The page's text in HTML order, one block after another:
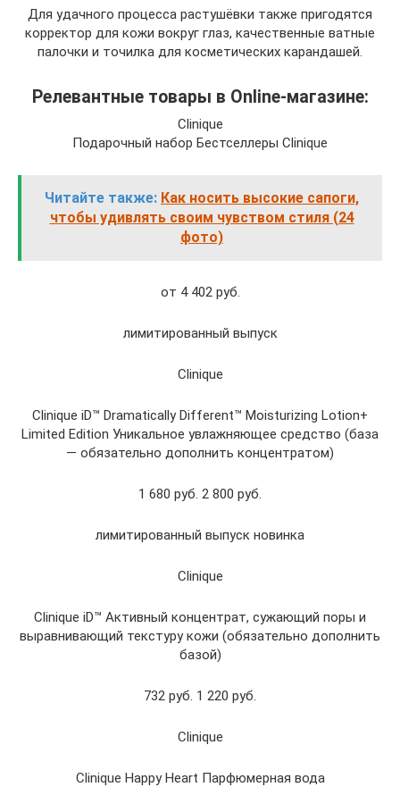
Для удачного процесса растушёвки также пригодятся
корректор для кожи вокруг глаз, качественные ватные
палочки и точилка для косметических карандашей.
Релевантные товары в Online-магазине:
Clinique
Подарочный набор Бестселлеры Clinique
Читайте также: Как носить высокие сапоги,
чтобы удивлять своим чувством стиля (24
фото)
от 4 402 руб.
лимитированный выпуск
Clinique
Clinique iD™ Dramatically Different™ Moisturizing Lotion+
Limited Edition Уникальное увлажняющее средство (база
— обязательно дополнить концентратом)
1 680 руб. 2 800 руб.
лимитированный выпуск новинка
Clinique
Clinique iD™ Активный концентрат, сужающий поры и
выравнивающий текстуру кожи (обязательно дополнить
базой)
732 руб. 1 220 руб.
Clinique
Clinique Happy Heart Парфюмерная вода